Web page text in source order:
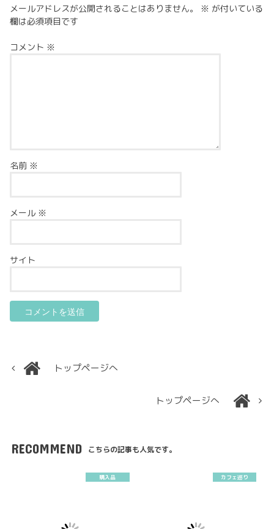
メールアドレスが公開されることはありません。 ※ が付いている
欄は必須項目です
コメント ※
名前 ※
メール ※
サイト
トップページへ
トップページへ
RECOMMEND こちらの記事も人気です。
購入品 カフェ巡り